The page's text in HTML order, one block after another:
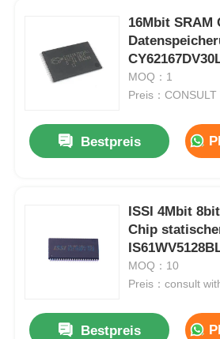
Über uns
16Mbit SRAM
MOQ：1
Preis：CONSULT
Bestpreis
ISSI 4Mbit
Chip
MOQ：10
Preis：consult
Bestpreis